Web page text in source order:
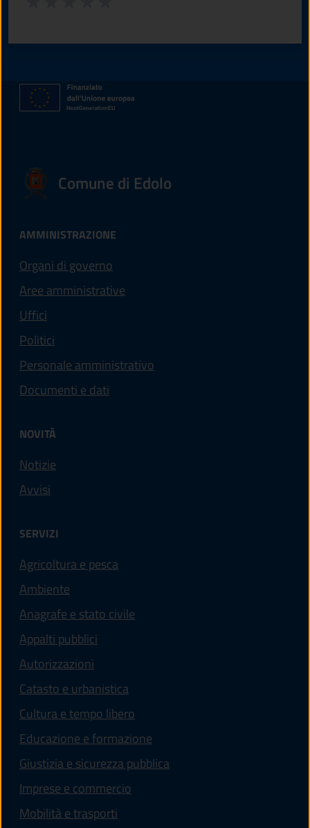
Comune di Edolo
AMMINISTRAZIONE
Organi di governo
Aree amministrative
Uffici
Politici
Personale amministrativo
Documenti e dati
NOVITÀ
Notizie
Avvisi
SERVIZI
Agricoltura e pesca
Ambiente
Anagrafe e stato civile
Appalti pubblici
Autorizzazioni
Catasto e urbanistica
Cultura e tempo libero
Educazione e formazione
Giustizia e sicurezza pubblica
Imprese e commercio
Mobilità e trasporti